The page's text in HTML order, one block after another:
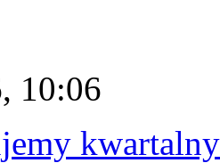
10:06